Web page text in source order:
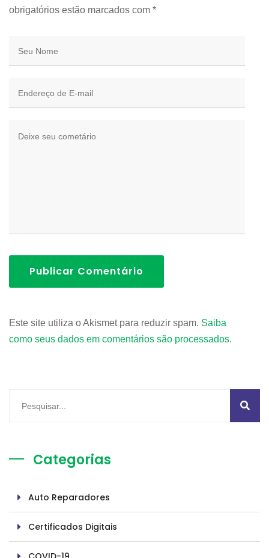
obrigatórios estão marcados com *
Publicar Comentário
Este site utiliza o Akismet para reduzir spam. Saiba
como seus dados em comentários são processados.
Categorias
Auto Reparadores
Certificados Digitais